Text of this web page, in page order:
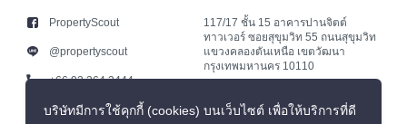
PropertyScout
@propertyscout
+66 92 264 3444
+66 92 264 3444
117/17 ชั้น 15 อาคารปานจิตต์
ทาวเวอร์ ซอยสุขุมวิท 55 ถนนสุขุมวิท
แขวงคลองตันเหนือ เขตวัฒนา
กรุงเทพมหานคร 10110
บริษัทมีการใช้คุกกี้ (cookies) บนเว็บไซต์ เพื่อให้บริการที่ดี